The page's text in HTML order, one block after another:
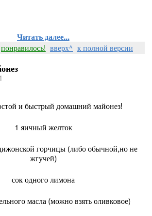
Читать далее...
понравилось! вверх^ к полной версии
и быстрый домашний майонез!
1 яичный желток
горчицы (либо обычной,но не
жгучей)
сок одного лимона
масла (можно взять оливковое)